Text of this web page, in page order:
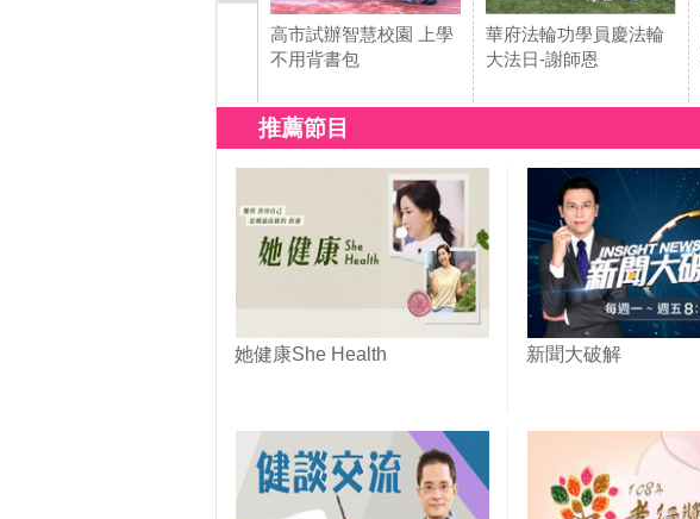
高市試辦智慧校園 上學
不用背書包
華府法輪功學員慶法輪
大法日-謝師恩
推薦節目
她健康She Health 新聞大破解